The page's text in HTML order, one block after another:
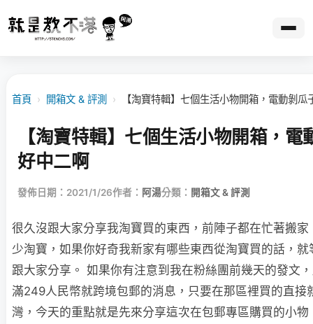
首頁 › 開箱文 & 評測 › 【淘寶特輯】七個生活小物開箱，電動剝瓜
【淘寶特輯】七個生活小物開箱，電
好中二啊
發佈日期：2021/1/26作者： 阿湯分類： 開箱文 & 評測
很久沒跟大家分享我淘寶買的東西，前陣子都在忙著搬家
少淘寶，如果你好奇我新家有哪些東西從淘寶買的話，
跟大家分享。 如果你有注意到我在粉絲團前幾天的發文
滿249人民幣就跨境包郵的消息，只要在那區裡買的直接
灣，今天的重點就是先來分享這次在包郵專區購買的小物